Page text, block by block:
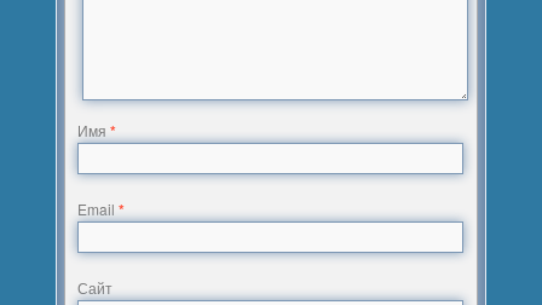
Имя*
Email*
Сайт